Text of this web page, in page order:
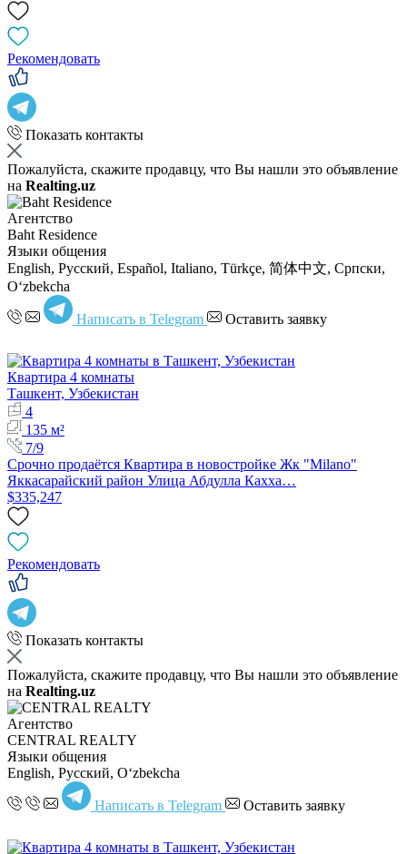
Рекомендовать
Показать контакты
Пожалуйста, скажите продавцу, что Вы нашли это объявление
на Realting.uz
Агентство
Baht Residence
Языки общения
English, Русский, Español, Italiano, Türkçe, 简体中文, Српски,
Oʻzbekcha
Написать в Telegram Оставить заявку
Квартира 4 комнаты
Ташкент, Узбекистан
4
135 м²
7/9
Срочно продаётся Квартира в новостройке Жк "Milano"
Яккасарайский район Улица Абдулла Кахха…
$335,247
Рекомендовать
Показать контакты
Пожалуйста, скажите продавцу, что Вы нашли это объявление
на Realting.uz
Агентство
CENTRAL REALTY
Языки общения
English, Русский, Oʻzbekcha
Написать в Telegram Оставить заявку